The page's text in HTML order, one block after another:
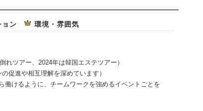
ョン 環境・雰囲気
れツアー、2024年は韓国エステツアー）
促進や相互理解を深めています）
働けるように、チームワークを強めるイベントごとを